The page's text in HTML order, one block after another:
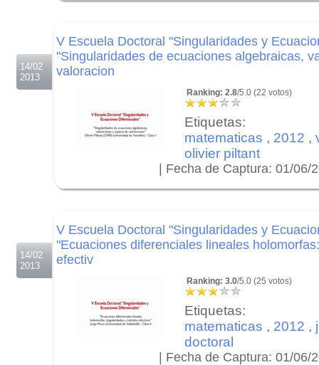
14/02
2013
V Escuela Doctoral "Singularidades y
"Singularidades de ecuaciones algebraicas,
valoracion
Ranking: 2.8/5.0 (22 votos)
Etiquetas:
matematicas , 2012 ,
olivier piltant
| Fecha de Captura: 01/06/
14/02
2013
V Escuela Doctoral "Singularidades y
"Ecuaciones diferenciales lineales
efectiv
Ranking: 3.0/5.0 (25 votos)
Etiquetas:
matematicas , 2012 ,
doctoral
| Fecha de Captura: 01/06/